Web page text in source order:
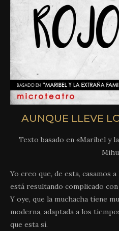
AUNQUE LLEVE
Texto basado en «Maribel y
Yo creo que, de esta, casamos
está resultando complicado
Y oye, que la muchacha tiene
moderna, adaptada a los
que esta sí.